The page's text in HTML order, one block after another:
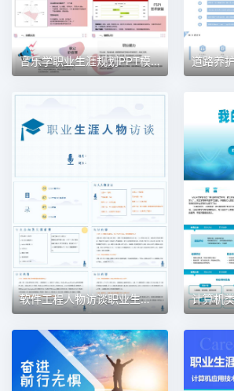
音乐学职业生涯规划PPT模板
软件工程人物访谈职业生涯规划PPT模板